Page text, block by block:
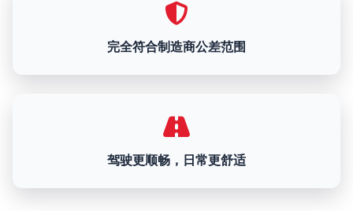
完全符合制造商公差范围
驾驶更顺畅，日常更舒适